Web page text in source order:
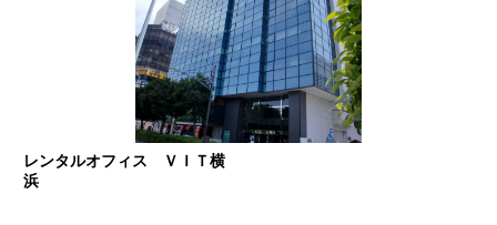
レンタルオフィス ＶＩＴ横
浜